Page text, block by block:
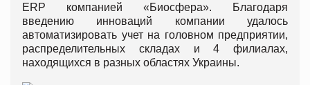
ERP компанией «Биосфера». Благодаря
введению инноваций компании удалось
автоматизировать учет на головном предприятии,
распределительных складах и 4 филиалах,
находящихся в разных областях Украины.